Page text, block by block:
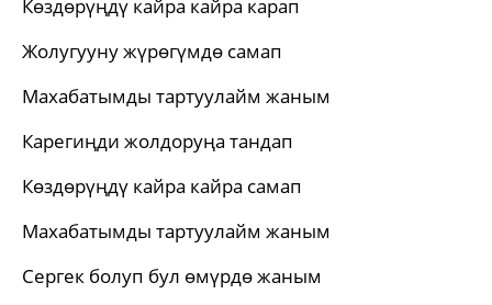
Көздөрүңдү кайра кайра карап
Жолугууну жүрөгүмдө самап
Махабатымды тартуулайм жаным
Карегиңди жолдоруңа тандап
Көздөрүңдү кайра кайра самап
Махабатымды тартуулайм жаным
Сергек болуп бул өмүрдө жаным